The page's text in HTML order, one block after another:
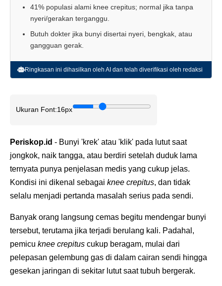
41% populasi alami knee crepitus; normal jika tanpa
nyeri/gerakan terganggu.
Butuh dokter jika bunyi disertai nyeri, bengkak, atau
gangguan gerak.
Ringkasan ini dihasilkan oleh AI dan telah diverifikasi oleh redaksi
Ukuran Font:16px
Periskop.id - Bunyi 'krek' atau 'klik' pada lutut saat
jongkok, naik tangga, atau berdiri setelah duduk lama
ternyata punya penjelasan medis yang cukup jelas.
Kondisi ini dikenal sebagai knee crepitus, dan tidak
selalu menjadi pertanda masalah serius pada sendi.
Banyak orang langsung cemas begitu mendengar bunyi
tersebut, terutama jika terjadi berulang kali. Padahal,
pemicu knee crepitus cukup beragam, mulai dari
pelepasan gelembung gas di dalam cairan sendi hingga
gesekan jaringan di sekitar lutut saat tubuh bergerak.